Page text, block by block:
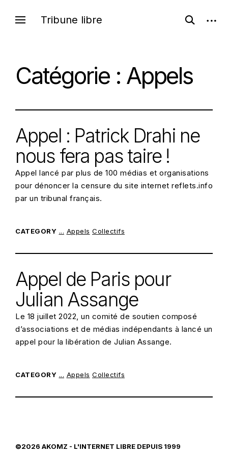
Tribune libre
open
search
open
Catégorie : Appels
Appel : Patrick Drahi ne
nous fera pas taire !
Appel lancé par plus de 100 médias et organisations
pour dénoncer la censure du site internet reflets.info
par un tribunal français.
CATEGORY ... Appels Collectifs
Appel de Paris pour
Julian Assange
Le 18 juillet 2022, un comité de soutien composé
d’associations et de médias indépendants à lancé un
appel pour la libération de Julian Assange.
CATEGORY ... Appels Collectifs
©2026 AKOMZ - L'INTERNET LIBRE DEPUIS 1999